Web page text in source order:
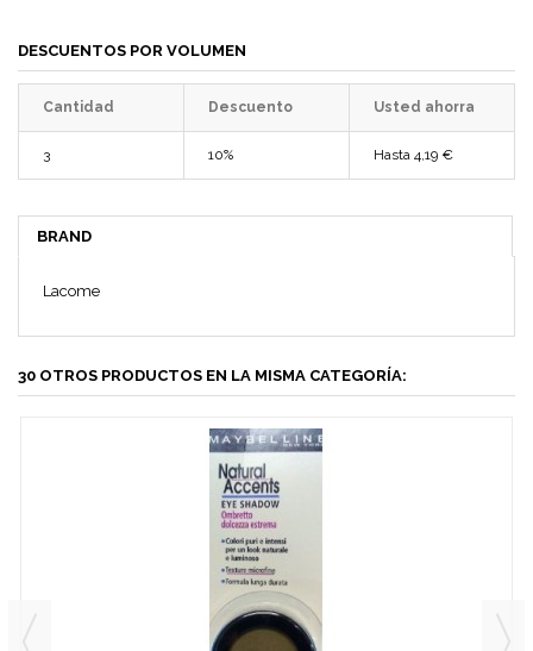
DESCUENTOS POR VOLUMEN
Cantidad Descuento Usted ahorra
3 10% Hasta 4,19 €
BRAND
Lacome
30 OTROS PRODUCTOS EN LA MISMA CATEGORÍA: